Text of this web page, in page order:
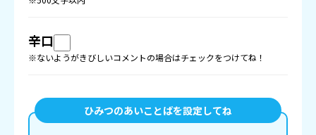
辛口
※ないようがきびしいコメントの場合はチェックをつけてね！
ひみつのあいことばを設定してね